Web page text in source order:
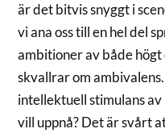
är det bitvis snyggt i
vi ana oss till en hel del
ambitioner av både högt
skvallrar om
intellektuell stimulans
vill uppnå? Det är svårt